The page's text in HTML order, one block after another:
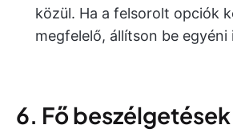
közül. Ha a felsorolt opciók
megfelelő, állítson be
6. Fő beszélgetések